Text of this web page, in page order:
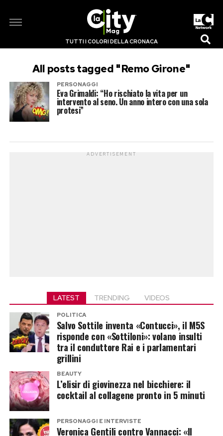
TUTTI I COLORI DELLA CRONACA
All posts tagged "Remo Girone"
PERSONAGGI
Eva Grimaldi: “Ho rischiato la vita per un
intervento al seno. Un anno intero con una sola
protesi”
ADVERTISEMENT
LATEST TRENDING VIDEOS
POLITICA
Salvo Sottile inventa «Contucci», il M5S
risponde con «Sottiloni»: volano insulti
tra il conduttore Rai e i parlamentari
grillini
BEAUTY
L’elisir di giovinezza nel bicchiere: il
cocktail al collagene pronto in 5 minuti
PERSONAGGI E INTERVISTE
Veronica Gentili contro Vannacci: «Il